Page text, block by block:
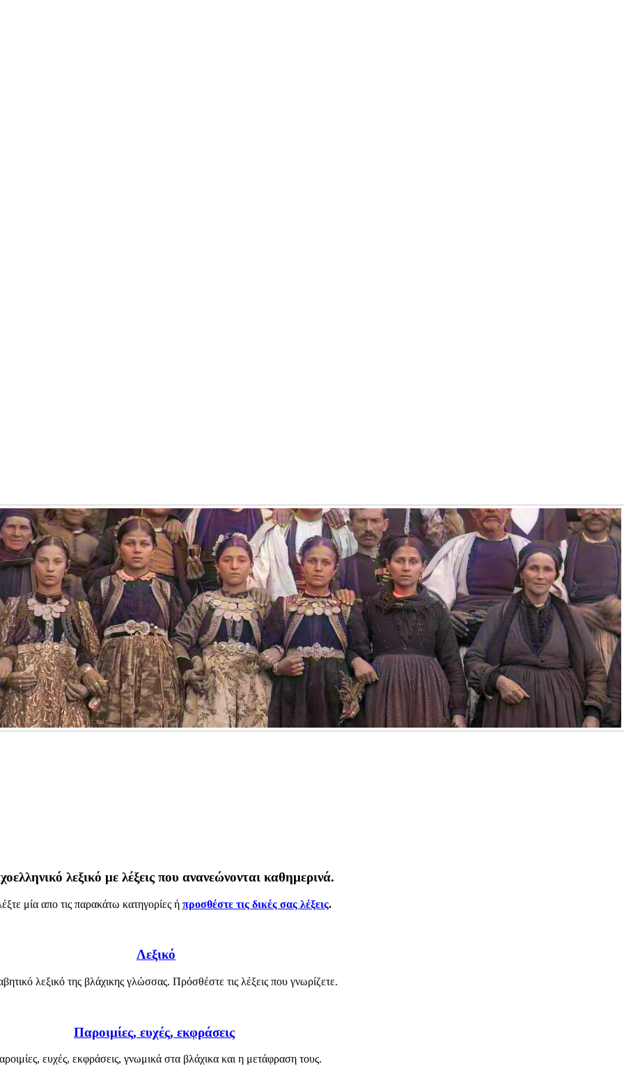
λεξικό με λέξεις που ανανεώνονται καθημερινά.
μία απο τις παρακάτω κατηγορίες ή προσθέστε τις δικές σας λέξεις.
Λεξικό
λεξικό της βλάχικης γλώσσας. Πρόσθέστε τις λέξεις που γνωρίζετε.
Παροιμίες, ευχές, εκφράσεις
ευχές, εκφράσεις, γνωμικά στα βλάχικα και η μετάφραση τους.